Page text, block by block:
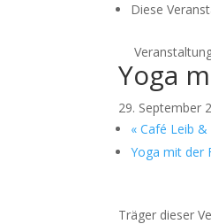
Diese
Yoga
29. September
« Café Leib &
Yoga mit der
Träger dieser